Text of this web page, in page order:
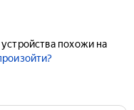
похожи на